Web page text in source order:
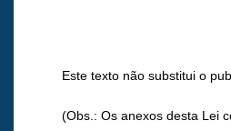
Este texto não substitui o
(Obs.: Os anexos desta Lei